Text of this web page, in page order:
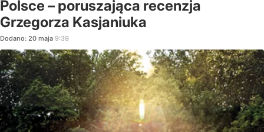
Polsce – poruszająca recenzja
Grzegorza Kasjaniuka
Dodano: 20 maja 9:39